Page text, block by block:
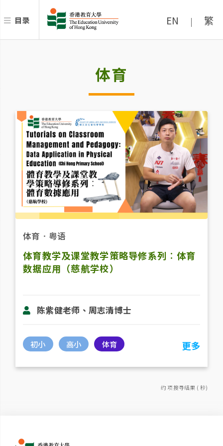
目录 EN | 繁
体育
体育 ． 粤语
体育教学及课堂教学策略导修系列︰体育
数据应用（慈航学校）
陈紫健老师、周志清博士
初小 高小 体育 更多
约 项搜寻结果 ( 秒)